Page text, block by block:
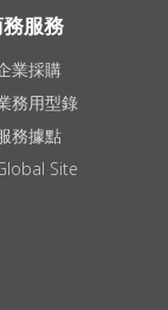
服務
業採購
務用型錄
務據點
Site